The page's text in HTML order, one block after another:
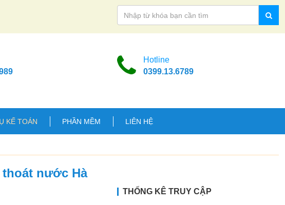
Hotline
0399.13.6789
KẾ TOÁN PHẦN MỀM LIÊN HỆ
nước Hà
THỐNG KÊ TRUY CẬP